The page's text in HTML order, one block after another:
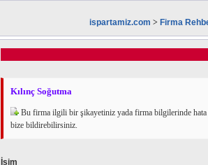
ispartamiz.com > Firma
Kılınç Soğutma
Bu firma ilgili bir şikayetiniz yada firma bilgilerinde hata
bize bildirebilirsiniz.
İsim